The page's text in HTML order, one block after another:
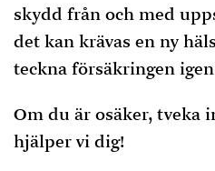
skydd från och med
det kan krävas en ny
teckna försäkringen
Om du är osäker, tveka
hjälper vi dig!